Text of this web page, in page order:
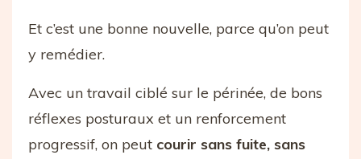
Et c’est une bonne nouvelle, parce qu’on peut
y remédier.
Avec un travail ciblé sur le périnée, de bons
réflexes posturaux et un renforcement
progressif, on peut courir sans fuite, sans